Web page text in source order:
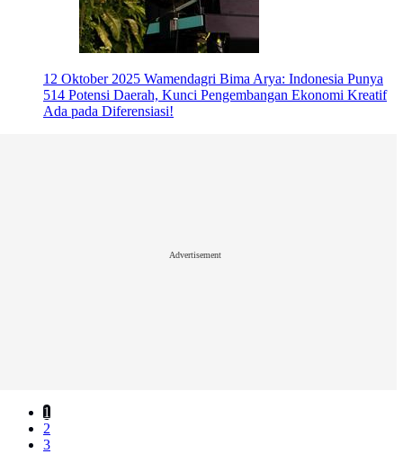
12 Oktober 2025 Wamendagri Bima Arya: Indonesia Punya
514 Potensi Daerah, Kunci Pengembangan Ekonomi Kreatif
Ada pada Diferensiasi!
Advertisement
1
2
3